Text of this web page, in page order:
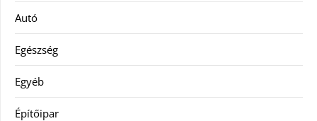
Autó
Egészség
Egyéb
Építőipar